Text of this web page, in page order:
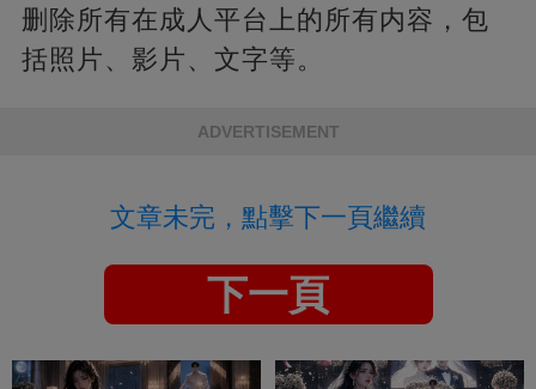
删除所有在成人平台上的所有内容，包
括照片、影片、文字等。
ADVERTISEMENT
文章未完，點擊下一頁繼續
下一頁